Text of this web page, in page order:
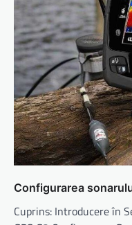
Configurarea
Cuprins: Introducere în